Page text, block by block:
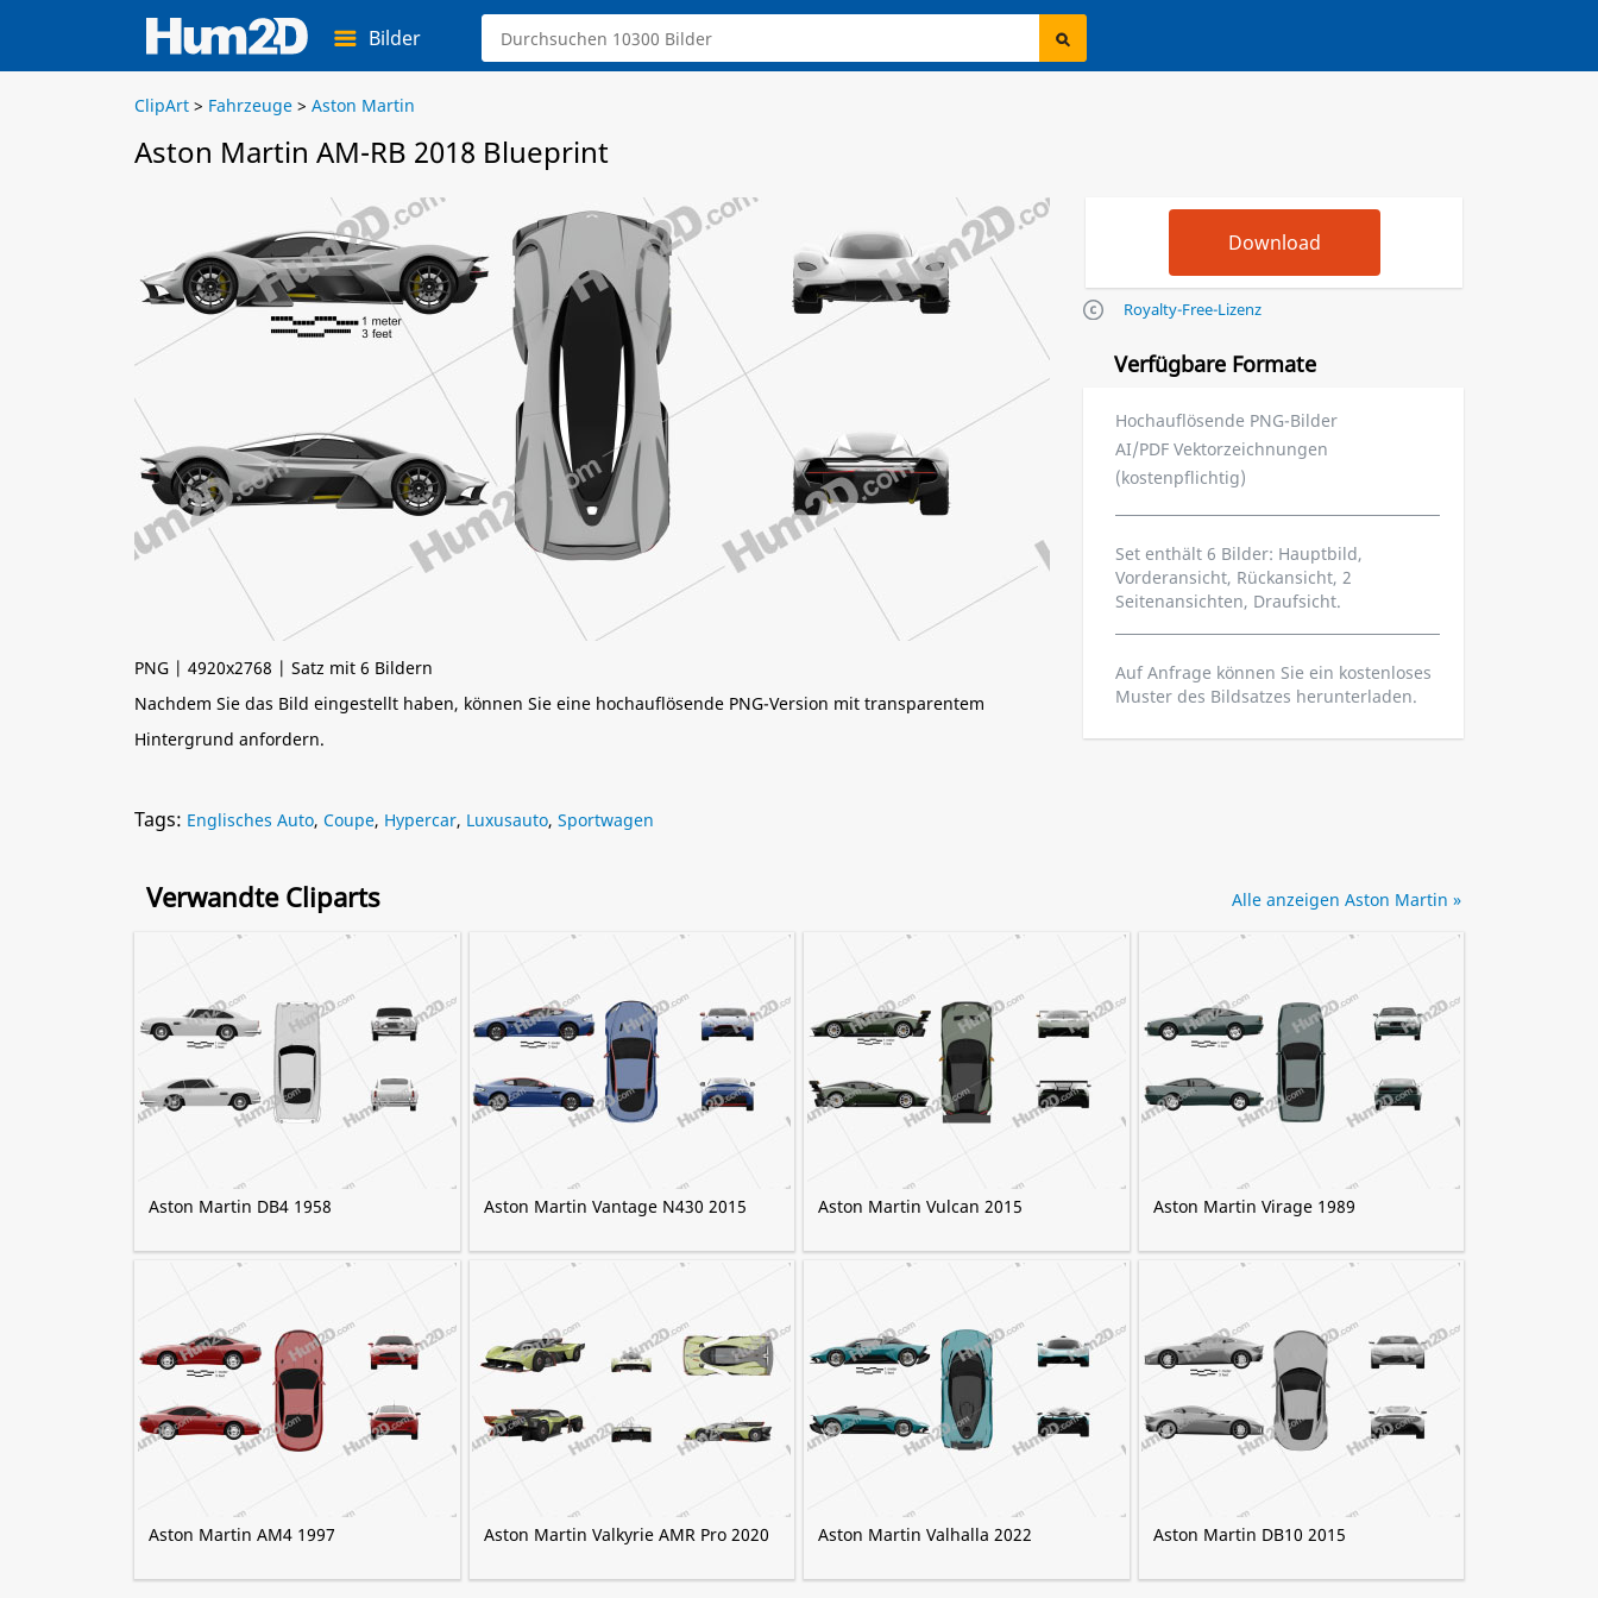
Bilder
ClipArt > Fahrzeuge > Aston Martin
Aston Martin AM-RB 2018 Blueprint
PNG | 4920x2768 | Satz mit 6 Bildern
Nachdem Sie das Bild eingestellt haben, können Sie eine hochauflösende PNG-Version mit transparentem
Hintergrund anfordern.
Royalty-Free-Lizenz
Verfügbare Formate
Hochauflösende PNG-Bilder
AI/PDF Vektorzeichnungen
(kostenpflichtig)
Set enthält 6 Bilder: Hauptbild,
Vorderansicht, Rückansicht, 2
Seitenansichten, Draufsicht.
Auf Anfrage können Sie ein kostenloses
Muster des Bildsatzes herunterladen.
Tags: Englisches Auto, Coupe, Hypercar, Luxusauto, Sportwagen
Verwandte Cliparts
Aston Martin DB4 1958 Aston Martin Vantage N430 2015 Aston Martin Vulcan 2015 Aston Martin Virage 1989
Aston Martin AM4 1997 Aston Martin Valkyrie AMR Pro 2020 Aston Martin Valhalla 2022 Aston Martin DB10 2015
Alle anzeigen Aston Martin »